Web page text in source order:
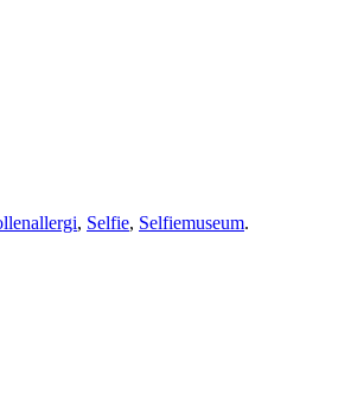
, Selfie, Selfiemuseum.